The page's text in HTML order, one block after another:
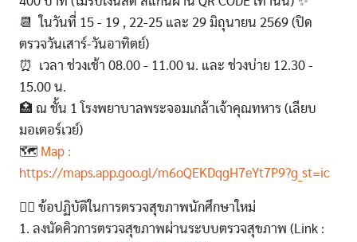
📆 ในวันที่ 15 - 19 , 22-25 และ 29 มิถุนายน 2569 (ปิด
ตรวจวันเสาร์-วันอาทิตย์)
⏰️ เวลา ช่วงเช้า 08.00 - 11.00 น. และ ช่วงบ่าย 12.30 -
15.00 น.
🏥 ณ ชั้น 1 โรงพยาบาลพระจอมเกล้าเจ้าคุณทหาร (เลียบ
มอเตอร์เวย์)
🗺 Map :
https://maps.app.goo.gl/m6oQEKDqgH7eYt7P9?g_st=ic
👉🏻 ข้อปฏิบัติในการตรวจสุขภาพนักศึกษาใหม่
1. ลงนัดคิวการตรวจสุขภาพผ่านระบบตรวจสุขภาพ (Link :